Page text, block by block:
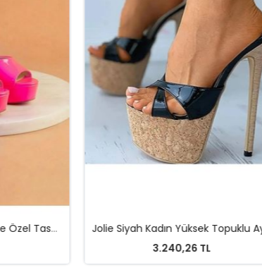
Dylan Kadın Neon Pembe Özel Tasarım İnce Topuklu Terlik
3.240,26 TL